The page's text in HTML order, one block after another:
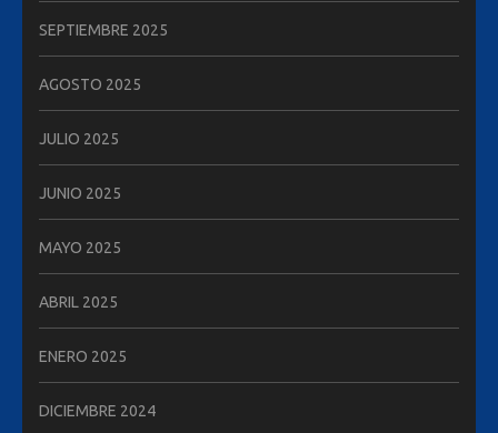
SEPTIEMBRE 2025
AGOSTO 2025
JULIO 2025
JUNIO 2025
MAYO 2025
ABRIL 2025
ENERO 2025
DICIEMBRE 2024